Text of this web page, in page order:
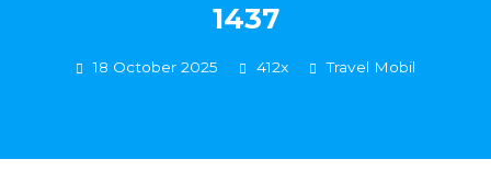
1437
18 October 2025 412x Travel Mobil